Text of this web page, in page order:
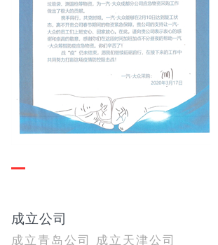
成立公司
成立青岛公司 成立天津公司